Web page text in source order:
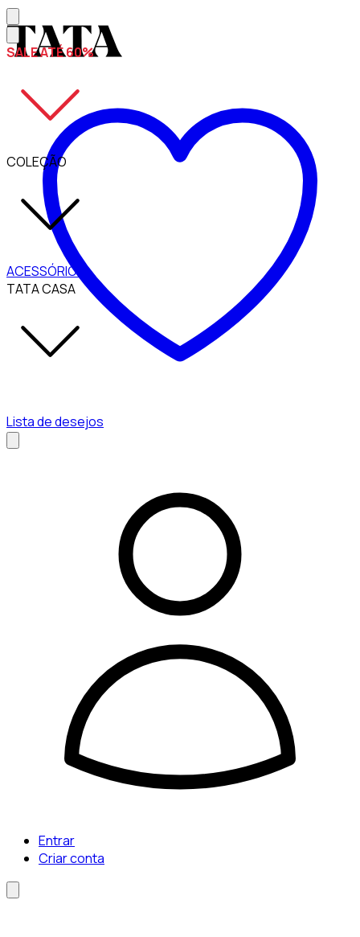
SALE ATÉ 60%
COLEÇÃO
ACESSÓRIOS
TATA CASA
Lista de desejos
Entrar
Criar conta